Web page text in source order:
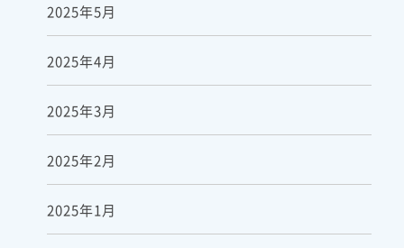
2025年5月
2025年4月
2025年3月
2025年2月
2025年1月